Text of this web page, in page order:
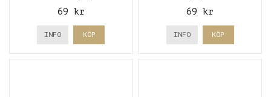
69 kr
INFO KÖP
69 kr
INFO KÖP